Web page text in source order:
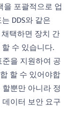
포괄적으로 업
DDS와 같은
택하면 장치 간
수 있습니다.
준을 지원하여 공
할 수 있어야합
할뿐만 아니라 정
이터 보안 요구